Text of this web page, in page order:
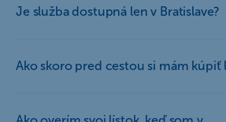
Je služba dostupná len v Bratislave?
Ako skoro pred cestou si mám kúpiť